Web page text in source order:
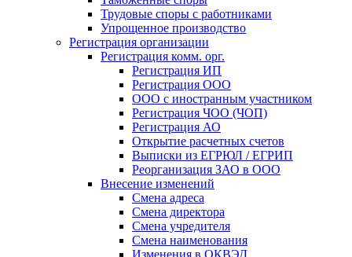
Трудовые споры с работниками
Упрощенное производство
Регистрация организации
Регистрация комм. орг.
Регистрация ИП
Регистрация ООО
ООО с иностранным участником
Регистрация ЧОО (ЧОП)
Регистрация АО
Открытие расчетных счетов
Выписки из ЕГРЮЛ / ЕГРИП
Реорганизация ЗАО в ООО
Внесение изменений
Смена адреса
Смена директора
Cмена учредителя
Смена наименования
Изменения в ОКВЭД